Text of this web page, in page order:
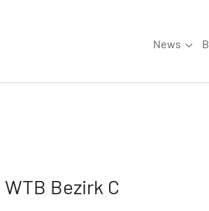
News
WTB Bezirk C